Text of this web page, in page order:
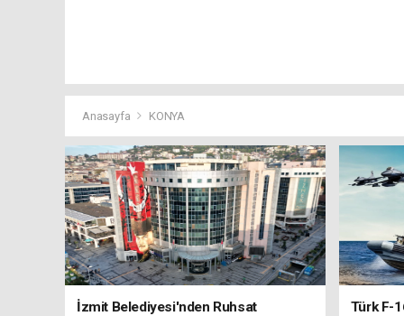
Anasayfa KONYA
İzmit Belediyesi'nden Ruhsat
Türk F-